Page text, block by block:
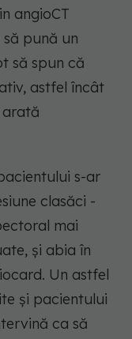
angioCT
pună un
să spun că
astfel încât
arată
s-ar
clasăci -
mai
și abia în
Un astfel
și pacientului
ca să